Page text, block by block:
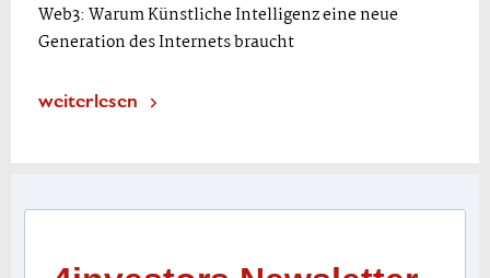
Web3: Warum Künstliche Intelligenz eine neue
Generation des Internets braucht
weiterlesen